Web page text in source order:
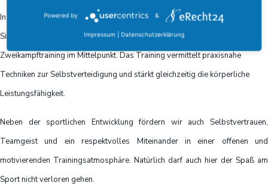
In unserem Ju-Jutsu Training stehen Selbstverteidigungs- und
Situationstraining, Kondition, Koordination und Fitness sowie gezieltes
Zweikampftraining im Mittelpunkt. Das Training vermittelt praxisnahe
Techniken zur Selbstverteidigung und stärkt gleichzeitig die körperliche
Leistungsfähigkeit.
Neben der sportlichen Entwicklung fördern wir auch Selbstvertrauen,
Teamgeist und ein respektvolles Miteinander in einer offenen und
motivierenden Trainingsatmosphäre. Natürlich darf auch hier der Spaß am
Sport nicht verloren gehen.
Powered by &
Impressum Datenschutzerklärung